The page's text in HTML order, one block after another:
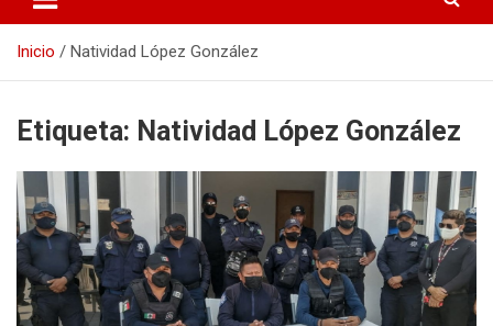
Inicio Natividad López González
Etiqueta: Natividad López González